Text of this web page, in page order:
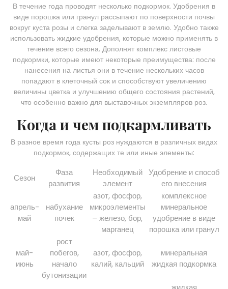
В течение года проводят несколько подкормок. Удобрения в
виде порошка или гранул рассыпают по поверхности почвы
вокруг куста розы и слегка заделывают в землю. Удобно также
использовать жидкие удобрения, которые можно применять в
течение всего сезона. Дополнят комплекс листовые
подкормки, которые имеют некоторые преимущества: после
нанесения на листья они в течение нескольких часов
попадают в клеточный сок и способствуют увеличению
величины цветка и улучшению общего состояния растений,
что особенно важно для выставочных экземпляров роз.
Когда и чем подкармливать
В разное время года кусты роз нуждаются в различных видах
подкормок, содержащих те или иные элементы:
Сезон
Фаза
развития
Необходимый
элемент
Удобрение и способ
его внесения
апрель-
май
набухание
почек
азот, фосфор,
микроэлементы
– железо, бор,
марганец
комплексное
минеральное
удобрение в виде
порошка или гранул
май-
июнь
рост
побегов,
начало
бутонизации
азот, фосфор,
калий, кальций
минеральная
жидкая подкормка